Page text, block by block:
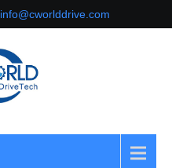
info@cworlddrive.com